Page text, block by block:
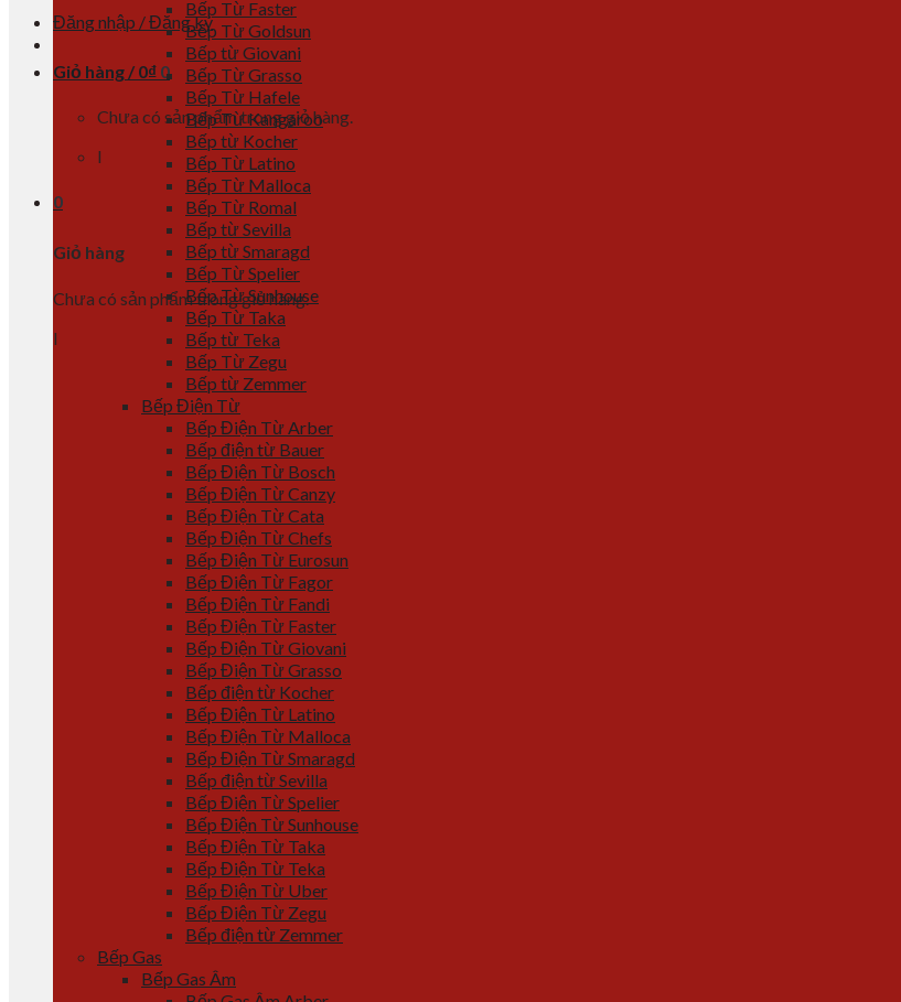
Đăng nhập / Đăng ký
Giỏ hàng / 0₫ 0
Chưa có sản phẩm trong giỏ hàng.
l
0
Giỏ hàng
Chưa có sản phẩm trong giỏ hàng.
l
Bếp Từ Faster
Bếp Từ Goldsun
Bếp từ Giovani
Bếp Từ Grasso
Bếp Từ Hafele
Bếp Từ Kangaroo
Bếp từ Kocher
Bếp Từ Latino
Bếp Từ Malloca
Bếp Từ Romal
Bếp từ Sevilla
Bếp từ Smaragd
Bếp Từ Spelier
Bếp Từ Sunhouse
Bếp Từ Taka
Bếp từ Teka
Bếp Từ Zegu
Bếp từ Zemmer
Bếp Điện Từ
Bếp Điện Từ Arber
Bếp điện từ Bauer
Bếp Điện Từ Bosch
Bếp Điện Từ Canzy
Bếp Điện Từ Cata
Bếp Điện Từ Chefs
Bếp Điện Từ Eurosun
Bếp Điện Từ Fagor
Bếp Điện Từ Fandi
Bếp Điện Từ Faster
Bếp Điện Từ Giovani
Bếp Điện Từ Grasso
Bếp điện từ Kocher
Bếp Điện Từ Latino
Bếp Điện Từ Malloca
Bếp Điện Từ Smaragd
Bếp điện từ Sevilla
Bếp Điện Từ Spelier
Bếp Điện Từ Sunhouse
Bếp Điện Từ Taka
Bếp Điện Từ Teka
Bếp Điện Từ Uber
Bếp Điện Từ Zegu
Bếp điện từ Zemmer
Bếp Gas
Bếp Gas Âm